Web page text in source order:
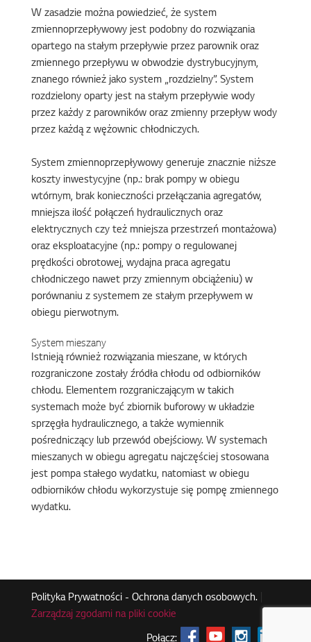
W zasadzie można powiedzieć, że system
zmiennoprzepływowy jest podobny do rozwiązania
opartego na stałym przepływie przez parownik oraz
zmiennego przepływu w obwodzie dystrybucyjnym,
znanego również jako system „rozdzielny”. System
rozdzielony oparty jest na stałym przepływie wody
przez każdy z parowników oraz zmienny przepływ wody
przez każdą z wężownic chłodniczych.
System zmiennoprzepływowy generuje znacznie niższe
koszty inwestycyjne (np.: brak pompy w obiegu
wtórnym, brak konieczności przełączania agregatów,
mniejsza ilość połączeń hydraulicznych oraz
elektrycznych czy też mniejsza przestrzeń montażowa)
oraz eksploatacyjne (np.: pompy o regulowanej
prędkości obrotowej, wydajna praca agregatu
chłodniczego nawet przy zmiennym obciążeniu) w
porównaniu z systemem ze stałym przepływem w
obiegu pierwotnym.
System mieszany
Istnieją również rozwiązania mieszane, w których
rozgraniczone zostały źródła chłodu od odbiorników
chłodu. Elementem rozgraniczającym w takich
systemach może być zbiornik buforowy w układzie
sprzęgła hydraulicznego, a także wymiennik
pośredniczący lub przewód obejściowy. W systemach
mieszanych w obiegu agregatu najczęściej stosowana
jest pompa stałego wydatku, natomiast w obiegu
odbiorników chłodu wykorzystuje się pompę zmiennego
wydatku.
Polityka Prywatności - Ochrona danych osobowych.|
Zarządzaj zgodami na pliki cookie
Połącz: